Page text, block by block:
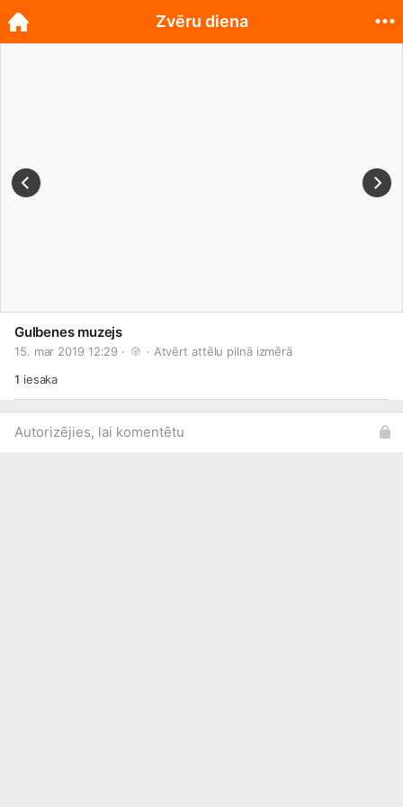
Gulbenes muzejs
15. mar 2019 12:29 · · Atvērt attēlu pilnā izmērā
1 iesaka
Autorizējies, lai komentētu
Zvēru diena